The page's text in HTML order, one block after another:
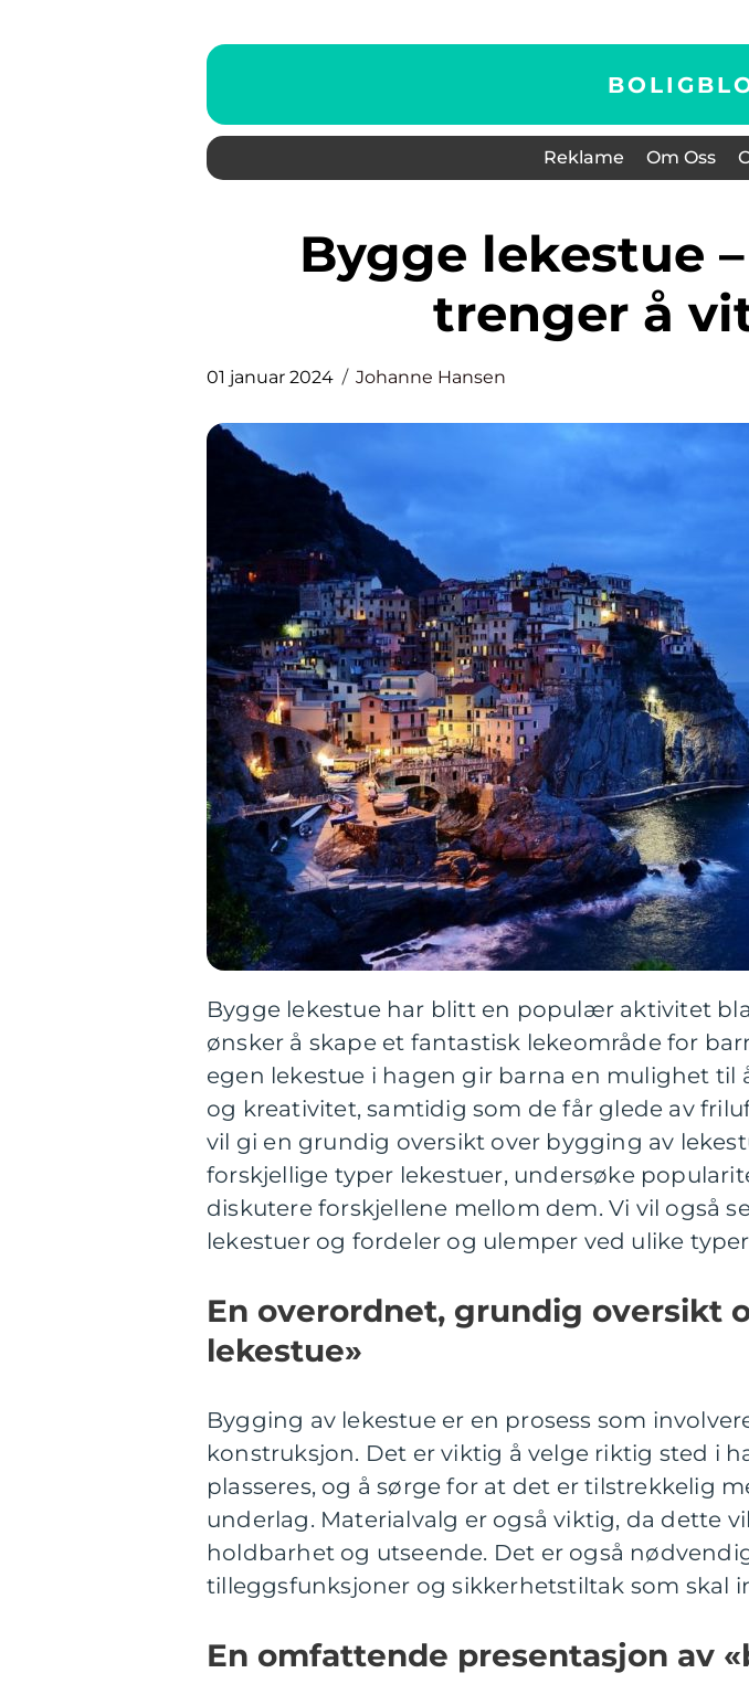
Reklame Om Oss
Bygge lekestue – Alt du
trenger å
01 januar 2024 Johanne Hansen
Bygge lekestue har blitt en populær aktivitet
ønsker å skape et fantastisk lekeområde for
egen lekestue i hagen gir barna en mulighet til
og kreativitet, samtidig som de får glede av
vil gi en grundig oversikt over bygging av
forskjellige typer lekestuer, undersøke
diskutere forskjellene mellom dem. Vi vil også
lekestuer og fordeler og ulemper ved ulike
En overordnet, grundig oversikt
lekestue»
Bygging av lekestue er en prosess som
konstruksjon. Det er viktig å velge riktig sted i
plasseres, og å sørge for at det er tilstrekkelig
underlag. Materialvalg er også viktig, da dette
holdbarhet og utseende. Det er også
tilleggsfunksjoner og sikkerhetstiltak som skal
En omfattende presentasjon av